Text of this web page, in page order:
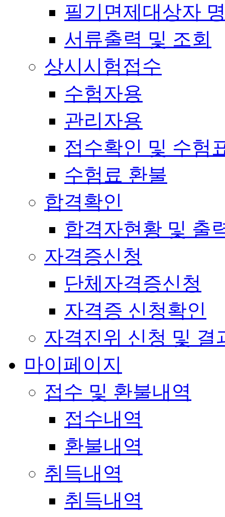
필기면제대상자
서류출력 및 조회
상시시험접수
수험자용
관리자용
접수확인 및 수험
수험료 환불
합격확인
합격자현황 및 출
자격증신청
단체자격증신청
자격증 신청확인
자격진위 신청 및 결
마이페이지
접수 및 환불내역
접수내역
환불내역
취득내역
취득내역